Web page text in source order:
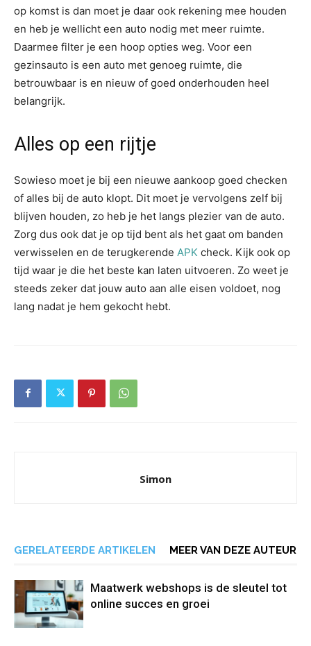
op komst is dan moet je daar ook rekening mee houden
en heb je wellicht een auto nodig met meer ruimte.
Daarmee filter je een hoop opties weg. Voor een
gezinsauto is een auto met genoeg ruimte, die
betrouwbaar is en nieuw of goed onderhouden heel
belangrijk.
Alles op een rijtje
Sowieso moet je bij een nieuwe aankoop goed checken
of alles bij de auto klopt. Dit moet je vervolgens zelf bij
blijven houden, zo heb je het langs plezier van de auto.
Zorg dus ook dat je op tijd bent als het gaat om banden
verwisselen en de terugkerende APK check. Kijk ook op
tijd waar je die het beste kan laten uitvoeren. Zo weet je
steeds zeker dat jouw auto aan alle eisen voldoet, nog
lang nadat je hem gekocht hebt.
Simon
GERELATEERDE ARTIKELEN MEER VAN DEZE AUTEUR
Maatwerk webshops is de sleutel tot
online succes en groei